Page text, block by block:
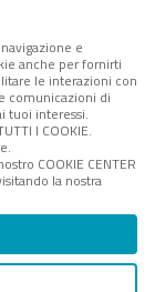
iscritta
di Roma -
resp. Michela
e
- FPA s.r.l.
management
- R.E.A. Roma
e
anche per fornirti
le interazioni con
comunicazioni di
tuoi interessi.
I COOKIE.
COOKIE CENTER
la nostra